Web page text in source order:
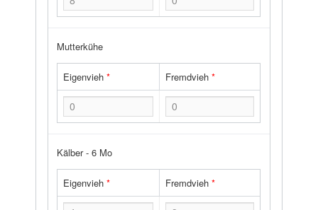
Mutterkühe
Eigenvieh* Fremdvieh*
Kälber - 6 Mo
Eigenvieh* Fremdvieh*